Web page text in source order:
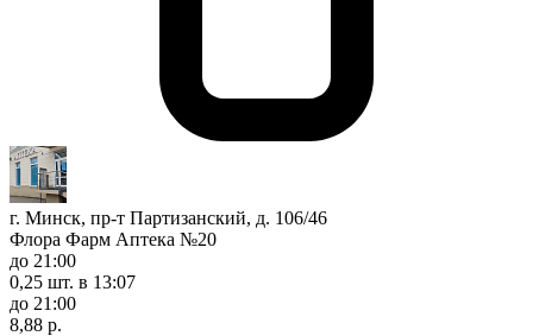
г. Минск, пр-т Партизанский, д. 106/46
Флора Фарм Аптека №20
до 21:00
0,25 шт. в 13:07
до 21:00
8,88 р.